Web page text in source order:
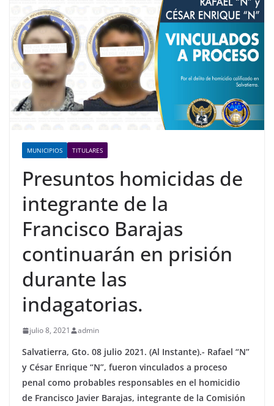
MUNICIPIOS TITULARES
Presuntos homicidas de
integrante de la
Francisco Barajas
continuarán en prisión
durante las
indagatorias.
julio 8, 2021 admin
Salvatierra, Gto. 08 julio 2021. (Al Instante).- Rafael “N”
y César Enrique “N”, fueron vinculados a proceso
penal como probables responsables en el homicidio
de Francisco Javier Barajas, integrante de la Comisión